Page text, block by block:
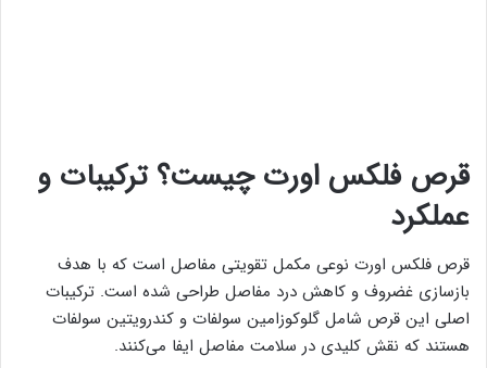
قرص فلکس اورت چیست؟ ترکیبات و
عملکرد
قرص فلکس اورت نوعی مکمل تقویتی مفاصل است که با هدف
بازسازی غضروف و کاهش درد مفاصل طراحی شده است. ترکیبات
اصلی این قرص شامل گلوکوزامین سولفات و کندرویتین سولفات
هستند که نقش کلیدی در سلامت مفاصل ایفا می‌کنند.